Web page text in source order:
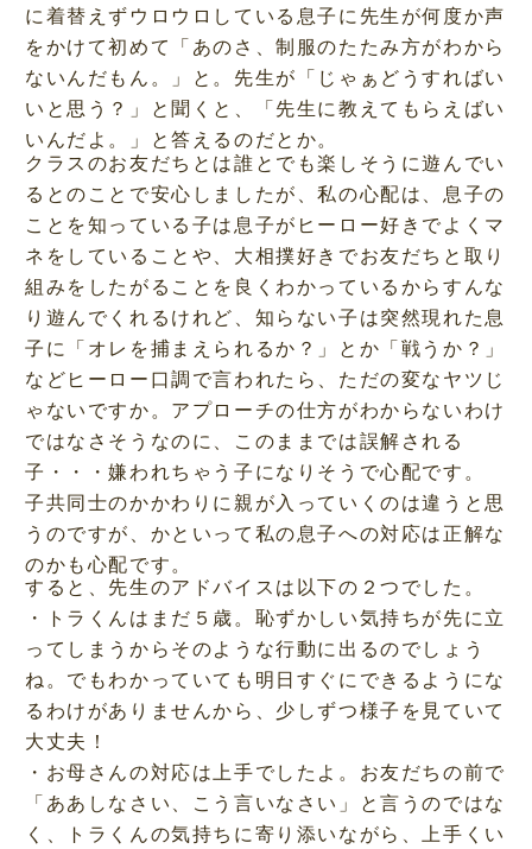
に着替えずウロウロしている息子に先生が何度か声
をかけて初めて「あのさ、制服のたたみ方がわから
ないんだもん。」と。先生が「じゃぁどうすればい
いと思う？」と聞くと、「先生に教えてもらえばい
いんだよ。」と答えるのだとか。
クラスのお友だちとは誰とでも楽しそうに遊んでい
るとのことで安心しましたが、私の心配は、息子の
ことを知っている子は息子がヒーロー好きでよくマ
ネをしていることや、大相撲好きでお友だちと取り
組みをしたがることを良くわかっているからすんな
り遊んでくれるけれど、知らない子は突然現れた息
子に「オレを捕まえられるか？」とか「戦うか？」
などヒーロー口調で言われたら、ただの変なヤツじ
ゃないですか。アプローチの仕方がわからないわけ
ではなさそうなのに、このままでは誤解される
子・・・嫌われちゃう子になりそうで心配です。
子共同士のかかわりに親が入っていくのは違うと思
うのですが、かといって私の息子への対応は正解な
のかも心配です。
すると、先生のアドバイスは以下の２つでした。
・トラくんはまだ５歳。恥ずかしい気持ちが先に立
ってしまうからそのような行動に出るのでしょう
ね。でもわかっていても明日すぐにできるようにな
るわけがありませんから、少しずつ様子を見ていて
大丈夫！
・お母さんの対応は上手でしたよ。お友だちの前で
「ああしなさい、こう言いなさい」と言うのではな
く、トラくんの気持ちに寄り添いながら、上手くい